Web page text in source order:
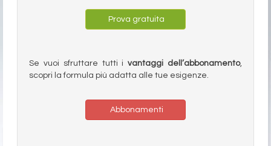
Prova gratuita
Se vuoi sfruttare tutti ivantaggi dell’abbonamento,
scopri la formula più adatta alle tue esigenze.
Abbonamenti